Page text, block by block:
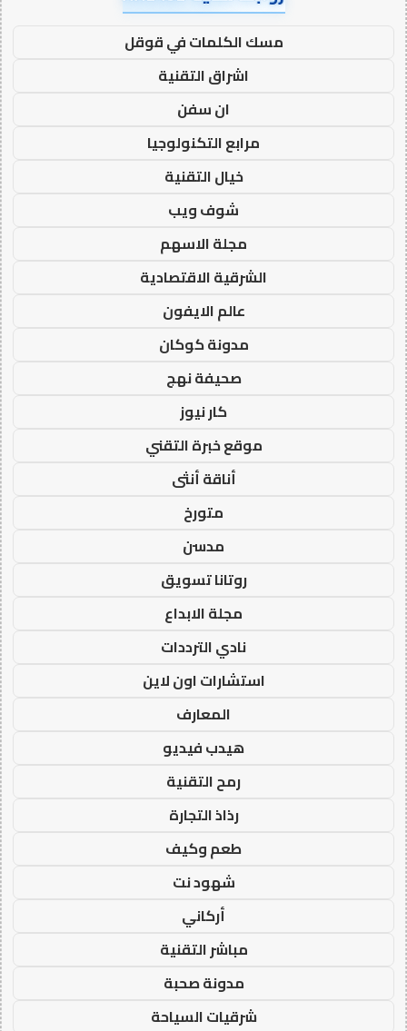
مسك الكلمات في قوقل
اشراق التقنية
ان سفن
مرابع التكنولوجيا
خيال التقنية
شوف ويب
مجلة الاسهم
الشرقية الاقتصادية
عالم الايفون
مدونة كوكان
صحيفة نهج
كار نيوز
موقع خبرة التقني
أناقة أنثى
متورخ
مدسن
روتانا تسويق
مجلة الابداع
نادي الترددات
استشارات اون لاين
المعارف
هيدب فيديو
رمح التقنية
رذاذ التجارة
طعم وكيف
شهود نت
أركاني
مباشر التقنية
مدونة صحبة
شرقيات السياحة